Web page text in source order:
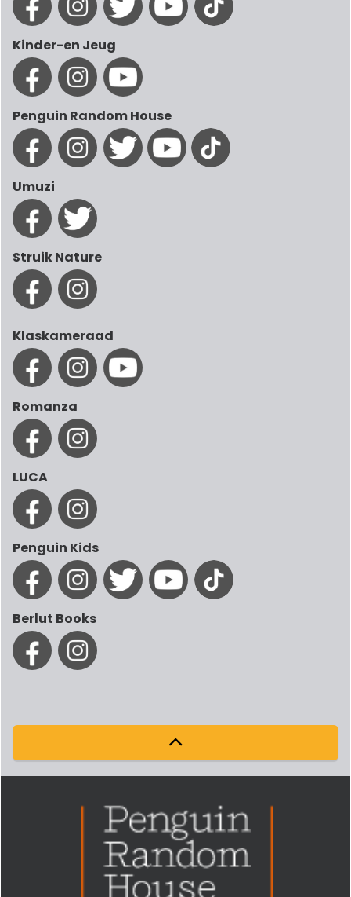
Kinder-en Jeug
Penguin Random House
Umuzi
Struik Nature
Klaskameraad
Romanza
LUCA
Penguin Kids
Berlut Books